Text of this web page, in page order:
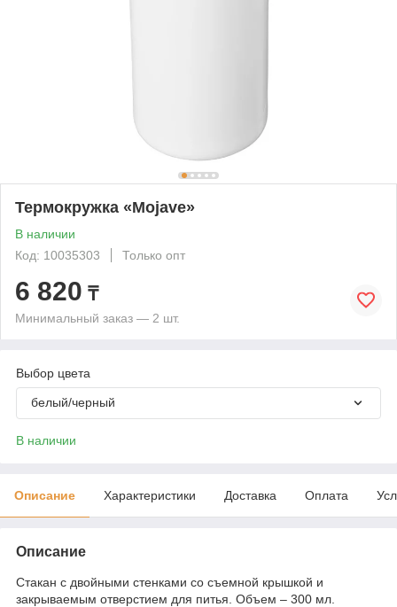
Термокружка «Mojave»
В наличии
Код: 10035303
Только опт
6 820 ₸
Минимальный заказ — 2 шт.
Выбор цвета
белый/черный
В наличии
Описание Характеристики Доставка Оплата
Описание
Стакан с двойными стенками со съемной крышкой и
закрываемым отверстием для питья. Объем – 300 мл.